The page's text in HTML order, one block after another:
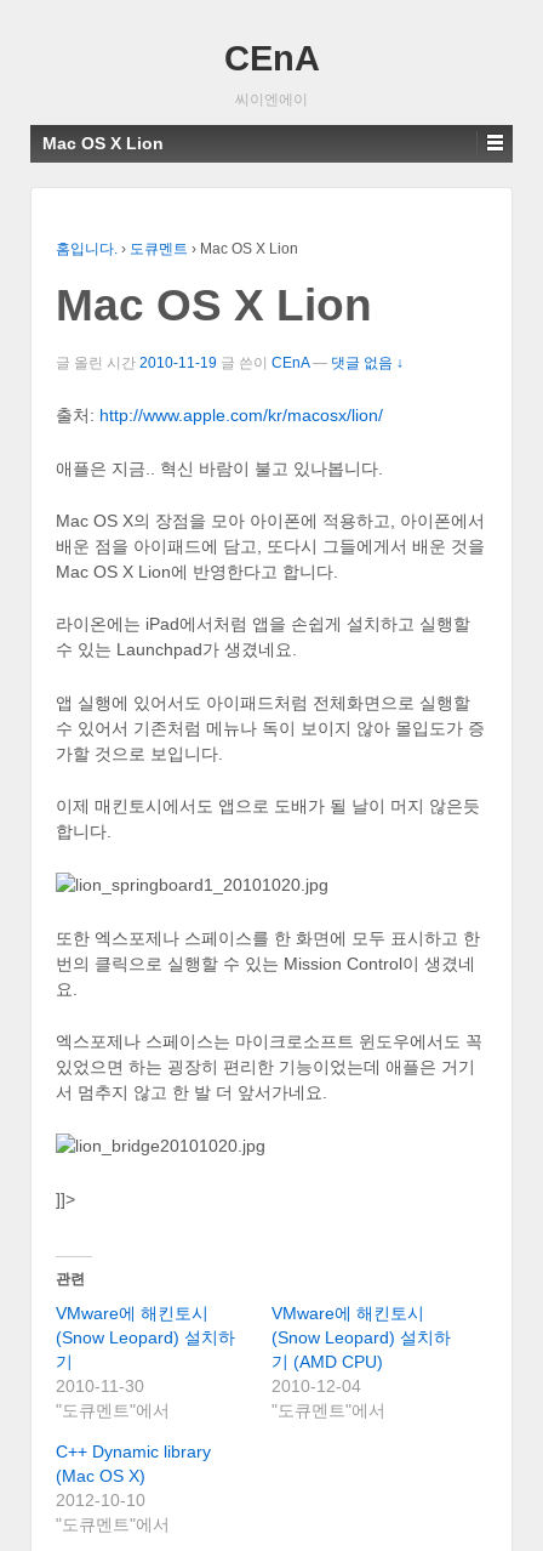
CEnA
씨이엔에이
Mac OS X Lion
홈입니다. › 도큐멘트 › Mac OS X Lion
Mac OS X Lion
글 올린 시간 2010-11-19 글 쓴이 CEnA — 댓글 없음 ↓
출처: http://www.apple.com/kr/macosx/lion/
애플은 지금.. 혁신 바람이 불고 있나봅니다.
Mac OS X의 장점을 모아 아이폰에 적용하고, 아이폰에서
배운 점을 아이패드에 담고, 또다시 그들에게서 배운 것을
Mac OS X Lion에 반영한다고 합니다.
라이온에는 iPad에서처럼 앱을 손쉽게 설치하고 실행할
수 있는 Launchpad가 생겼네요.
앱 실행에 있어서도 아이패드처럼 전체화면으로 실행할
수 있어서 기존처럼 메뉴나 독이 보이지 않아 몰입도가 증
가할 것으로 보입니다.
이제 매킨토시에서도 앱으로 도배가 될 날이 머지 않은듯
합니다.
또한 엑스포제나 스페이스를 한 화면에 모두 표시하고 한
번의 클릭으로 실행할 수 있는 Mission Control이 생겼네
요.
엑스포제나 스페이스는 마이크로소프트 윈도우에서도 꼭
있었으면 하는 굉장히 편리한 기능이었는데 애플은 거기
서 멈추지 않고 한 발 더 앞서가네요.
]]>
관련
VMware에 해킨토시
(Snow Leopard) 설치하
기
2010-11-30
"도큐멘트"에서
VMware에 해킨토시
(Snow Leopard) 설치하
기 (AMD CPU)
2010-12-04
"도큐멘트"에서
C++ Dynamic library
(Mac OS X)
2012-10-10
"도큐멘트"에서